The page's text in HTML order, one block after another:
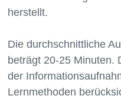
herstellt.
Die durchschnittliche
beträgt 20-25 Minuten.
der
Lernmethoden